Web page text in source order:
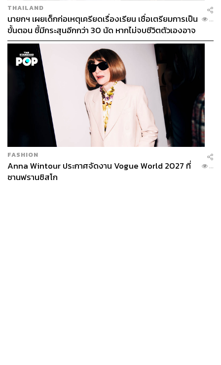
THAILAND
นายกฯ เผยเด็กก่อเหตุเครียดเรื่องเรียน เชื่อเตรียมการเป็น
ขั้นตอน ชี้มีกระสุนอีกกว่า 30 นัด หากไม่จบชีวิตตัวเองอาจ
สูญเสียเพิ่ม
...
FASHION
Anna Wintour ประกาศจัดงาน Vogue World 2027 ที่
ซานฟรานซิสโก
...